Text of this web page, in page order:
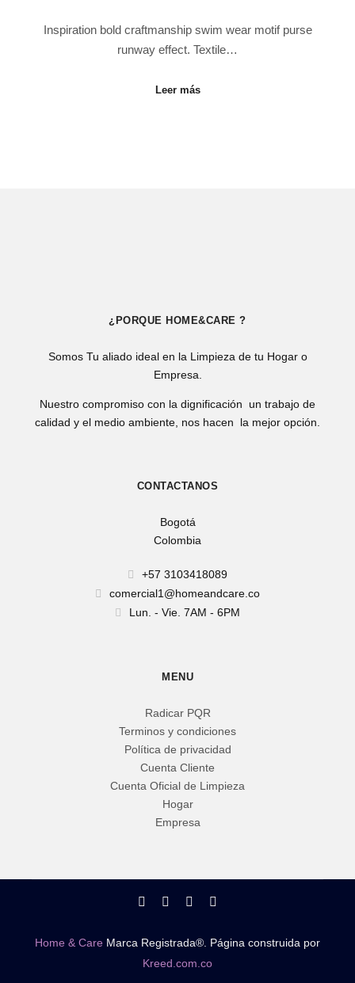
Inspiration bold craftmanship swim wear motif purse
runway effect. Textile…
Leer más
¿PORQUE HOME&CARE ?
Somos Tu aliado ideal en la Limpieza de tu Hogar o
Empresa.
Nuestro compromiso con la dignificación un trabajo de
calidad y el medio ambiente, nos hacen la mejor opción.
CONTACTANOS
Bogotá
Colombia
+57 3103418089
comercial1@homeandcare.co
Lun. - Vie. 7AM - 6PM
MENU
Radicar PQR
Terminos y condiciones
Política de privacidad
Cuenta Cliente
Cuenta Oficial de Limpieza
Hogar
Empresa
Home & Care Marca Registrada®. Página construida por
Kreed.com.co